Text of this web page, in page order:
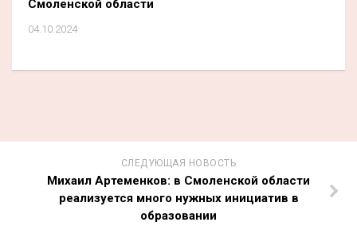
Смоленской области
04.10.2024
СЛЕДУЮЩАЯ НОВОСТЬ
Михаил Артеменков: в Смоленской области
реализуется много нужных инициатив в
образовании